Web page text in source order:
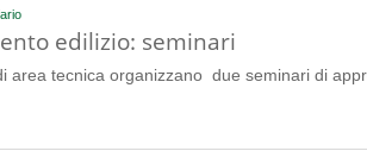
edilizio: seminari
area tecnica organizzano due seminari di